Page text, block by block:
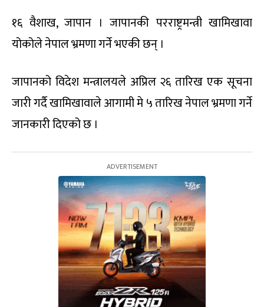
१६ वैशाख, जापान । जापानकी परराष्ट्रमन्त्री खामिखावा
योकोले नेपाल भ्रमणा गर्ने भएकी छन् ।
जापानको विदेश मन्त्रालयले अप्रिल २६ तारिख एक सूचना
जारी गर्दै खामिखावाले आगामी मे ५ तारिख नेपाल भ्रमणा गर्ने
जानकारी दिएको छ ।